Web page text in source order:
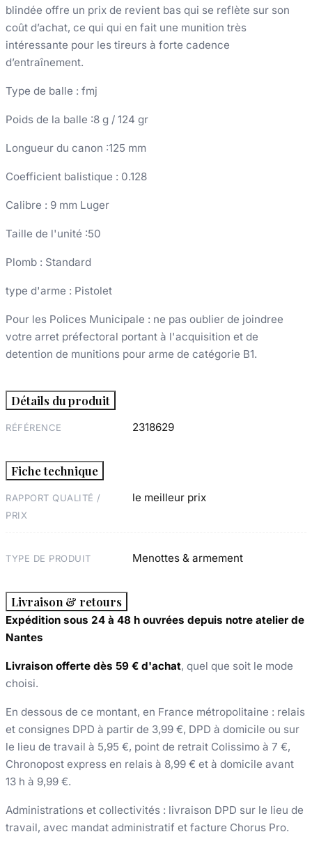
blindée offre un prix de revient bas qui se reflète sur son
coût d’achat, ce qui qui en fait une munition très
intéressante pour les tireurs à forte cadence
d’entraînement.
Type de balle : fmj
Poids de la balle :8 g / 124 gr
Longueur du canon :125 mm
Coefficient balistique : 0.128
Calibre : 9 mm Luger
Taille de l'unité :50
Plomb : Standard
type d'arme : Pistolet
Pour les Polices Municipale : ne pas oublier de joindree
votre arret préfectoral portant à l'acquisition et de
detention de munitions pour arme de catégorie B1.
Détails du produit
RÉFÉRENCE 2318629
Fiche technique
RAPPORT QUALITÉ /
PRIX
le meilleur prix
TYPE DE PRODUIT Menottes & armement
Livraison & retours
Expédition sous 24 à 48 h ouvrées depuis notre atelier de
Nantes
Livraison offerte dès 59 € d'achat, quel que soit le mode
choisi.
En dessous de ce montant, en France métropolitaine : relais
et consignes DPD à partir de 3,99 €, DPD à domicile ou sur
le lieu de travail à 5,95 €, point de retrait Colissimo à 7 €,
Chronopost express en relais à 8,99 € et à domicile avant
13 h à 9,99 €.
Administrations et collectivités : livraison DPD sur le lieu de
travail, avec mandat administratif et facture Chorus Pro.